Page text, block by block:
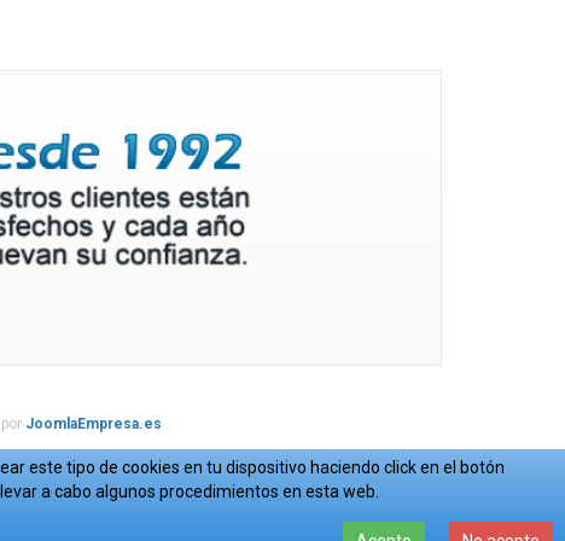
JoomlaEmpresa.es
este tipo de cookies en tu dispositivo haciendo click en el botón
a cabo algunos procedimientos en esta web.